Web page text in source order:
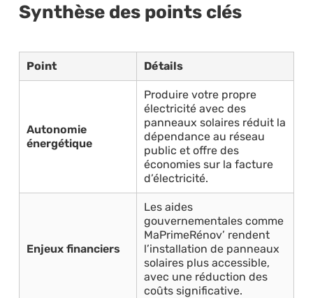
Synthèse des points clés
Point Détails
Autonomie
énergétique
Produire votre propre
électricité avec des
panneaux solaires réduit la
dépendance au réseau
public et offre des
économies sur la facture
d’électricité.
Enjeux financiers
Les aides
gouvernementales comme
MaPrimeRénov’ rendent
l’installation de panneaux
solaires plus accessible,
avec une réduction des
coûts significative.